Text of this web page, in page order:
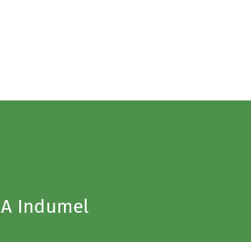
A Indumel